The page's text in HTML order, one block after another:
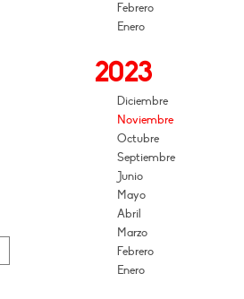
Febrero
Enero
2023
Diciembre
Noviembre
Octubre
Septiembre
Junio
Mayo
Abril
Marzo
Febrero
Enero